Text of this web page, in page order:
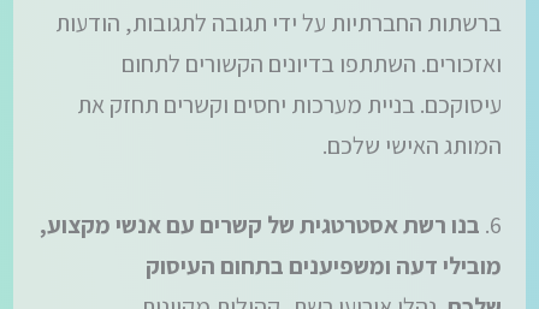
ברשתות החברתיות על ידי תגובה לתגובות, הודעות
ואזכורים. השתתפו בדיונים הקשורים לתחום
עיסוקכם. בניית מערכות יחסים וקשרים תחזק את
המותג האישי שלכם.
6. בנו רשת אסטרטגית של קשרים עם אנשי מקצוע,
מובילי דעה ומשפיענים בתחום העיסוק